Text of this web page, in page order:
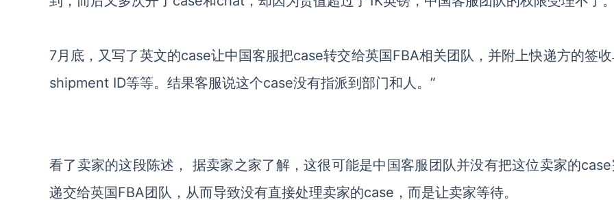
7月底，又写了英文的case让中国客服把case转交给英国FBA相关团队，并附上快递方的签
shipment ID等等。结果客服说这个case没有指派到部门和人。 ”
看了卖家的这段陈述， 据卖家之家了解，这很可能是中国客服团队并没有把这位卖家的
递交给英国FBA团队，从而导致没有直接处理卖家的case，而是让卖家等待。